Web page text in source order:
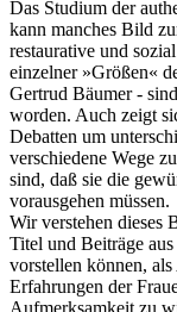
Das Studium der
kann manches Bild
restaurative und
einzelner »Größen«
Gertrud Bäumer -
worden. Auch zeigt
Debatten um
verschiedene Wege
sind, daß sie die
vorausgehen müssen.
Wir verstehen dieses
Titel und Beiträge
vorstellen können,
Erfahrungen der
Aufmerksamkeit zu